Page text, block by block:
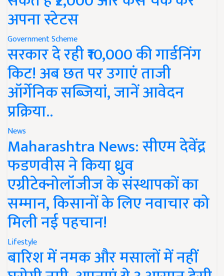
अपना स्टेटस
Government Scheme
सरकार दे रही ₹10,000 की गार्डनिंग
किट! अब छत पर उगाएं ताजी
ऑर्गेनिक सब्जियां, जानें आवेदन
प्रक्रिया..
News
Maharashtra News: सीएम देवेंद्र
फडणवीस ने किया ध्रुव
एग्रीटेक्नोलॉजीज के संस्थापकों का
सम्मान, किसानों के लिए नवाचार को
मिली नई पहचान!
Lifestyle
बारिश में नमक और मसालों में नहीं